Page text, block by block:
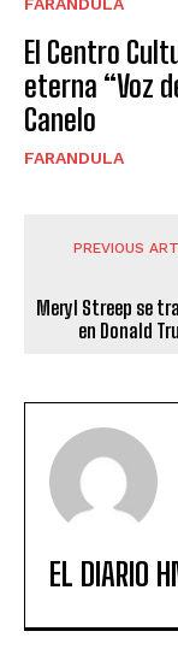
El Centro
eterna “Voz
Canelo
FARANDULA
PREVIOUS
Meryl Streep se
en Donald
EL DIARIO